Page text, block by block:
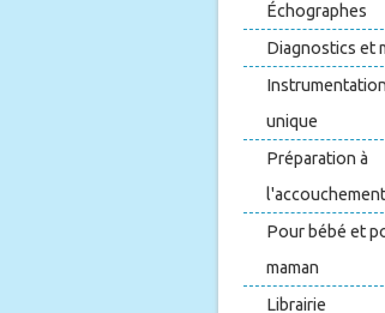
Échographes
Diagnostics et
unique
Préparation à
l'accouchement
Pour bébé et
maman
Librairie